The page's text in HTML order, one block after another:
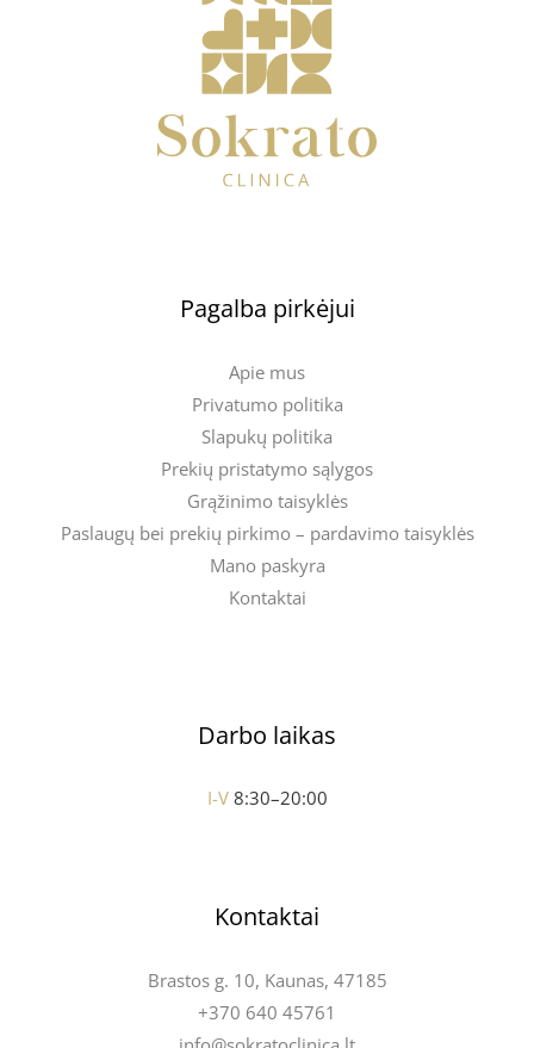
Pagalba pirkėjui
Apie mus
Privatumo politika
Slapukų politika
Prekių pristatymo sąlygos
Grąžinimo taisyklės
Paslaugų bei prekių pirkimo – pardavimo taisyklės
Mano paskyra
Kontaktai
Darbo laikas
I-V 8:30–20:00
Kontaktai
Brastos g. 10, Kaunas, 47185
+370 640 45761